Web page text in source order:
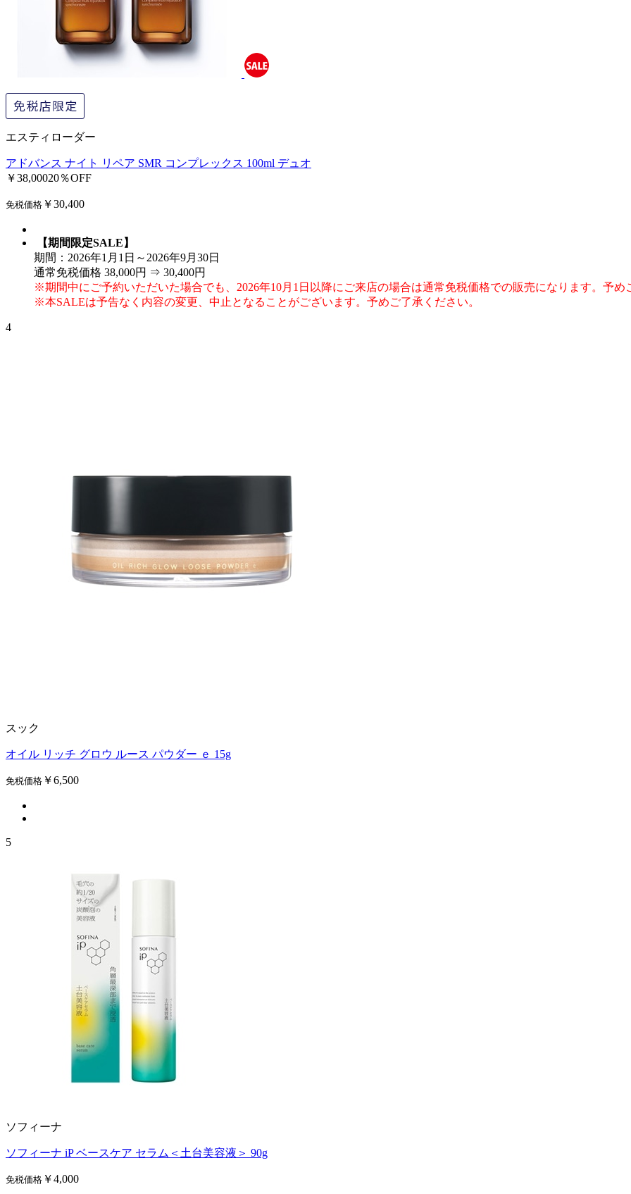
エスティローダー
アドバンス ナイト リペア SMR コンプレックス 100ml デュオ
￥38,00020％OFF
免税価格 ￥30,400
【期間限定SALE】
期間：2026年1月1日～2026年9月30日
通常免税価格 38,000円 ⇒ 30,400円
※期間中にご予約いただいた場合でも、2026年10月1日以降にご来店の場合は通常免税価格での販売になります。予め
※本SALEは予告なく内容の変更、中止となることがございます。予めご了承ください。
4
スック
オイル リッチ グロウ ルース パウダー ｅ 15g
免税価格 ￥6,500
5
ソフィーナ
ソフィーナ iP ベースケア セラム＜土台美容液＞ 90g
免税価格 ￥4,000